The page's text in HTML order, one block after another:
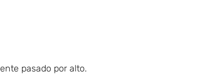
pasado por alto.